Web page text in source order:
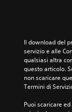
r
i
o
s
a
p
r
Il download del
servizio e alle
qualsiasi altra
questo articolo.
non scaricare
Termini di
Puoi scaricare